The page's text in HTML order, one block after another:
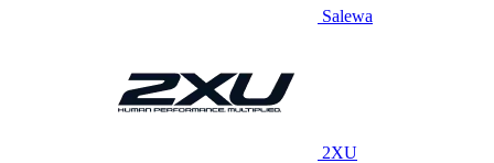
Salewa
2XU